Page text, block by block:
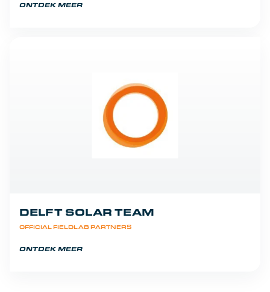
ONTDEK MEER
OFFICIAL FIELDLAB PARTNERS
DELFT SOLAR TEAM
ONTDEK MEER